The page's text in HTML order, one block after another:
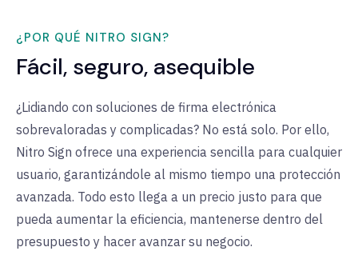
¿POR QUÉ NITRO SIGN?
Fácil, seguro, asequible
¿Lidiando con soluciones de firma electrónica
sobrevaloradas y complicadas? No está solo. Por ello,
Nitro Sign ofrece una experiencia sencilla para cualquier
usuario, garantizándole al mismo tiempo una protección
avanzada. Todo esto llega a un precio justo para que
pueda aumentar la eficiencia, mantenerse dentro del
presupuesto y hacer avanzar su negocio.